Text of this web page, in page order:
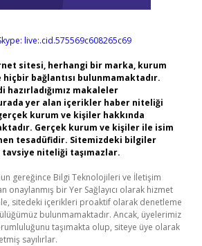
live:.cid.575569c608265c69
sitesi, herhangi bir marka, kurum
bağlantısı bulunmamaktadır.
hazırladığımız makaleler
yer alan içerikler haber niteliği
kurum ve kişiler hakkında
Gerçek kurum ve kişiler ile isim
tesadüfidir. Sitemizdeki bilgiler
niteliği taşımazlar.
gereğince Bilgi Teknolojileri ve İletişim
onaylanmış bir Yer Sağlayıcı olarak hizmet
sitedeki içerikleri proaktif olarak denetleme
bulunmamaktadır. Ancak, üyelerimiz
taşımakta olup, siteye üye olarak
sayılırlar.